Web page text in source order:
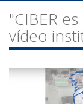
"CIBER
vídeo